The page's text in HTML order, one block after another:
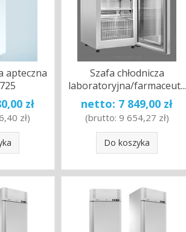
apteczna
zł
zł)
Szafa chłodnicza
laboratoryjna/farmaceut...
netto: 7 849,00 zł
(brutto: 9 654,27 zł)
Do koszyka